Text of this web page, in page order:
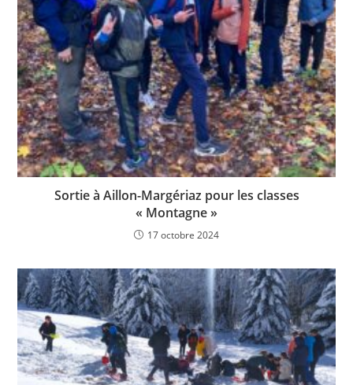
Sortie à Aillon-Margériaz pour les classes
« Montagne »
17 octobre 2024